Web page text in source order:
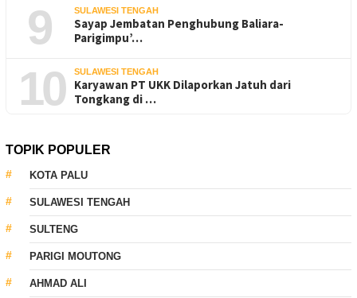
9 SULAWESI TENGAH
Sayap Jembatan Penghubung Baliara-
Parigimpu’…
10 SULAWESI TENGAH
Karyawan PT UKK Dilaporkan Jatuh dari
Tongkang di …
TOPIK POPULER
KOTA PALU
SULAWESI TENGAH
SULTENG
PARIGI MOUTONG
AHMAD ALI